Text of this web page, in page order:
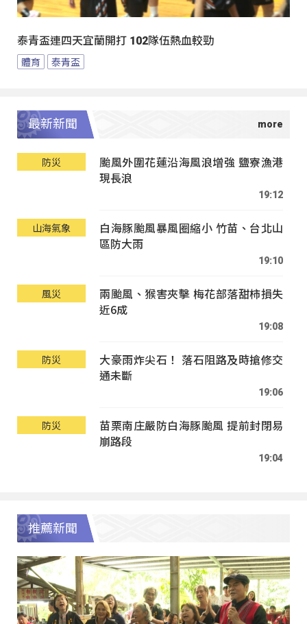
泰青盃連四天宜蘭開打 102隊伍熱血較勁
體育 泰青盃
最新新聞
防災
颱風外圍花蓮沿海風浪增強 鹽寮漁港
現長浪
19:12
山海氣象
白海豚颱風暴風圈縮小 竹苗、台北山
區防大雨
19:10
風災
兩颱風、猴害夾擊 梅花部落甜柿損失
近6成
19:08
防災
大豪雨炸尖石！ 落石阻路及時搶修交
通未斷
19:06
防災
苗栗南庄嚴防白海豚颱風 提前封閉易
崩路段
19:04
推薦新聞